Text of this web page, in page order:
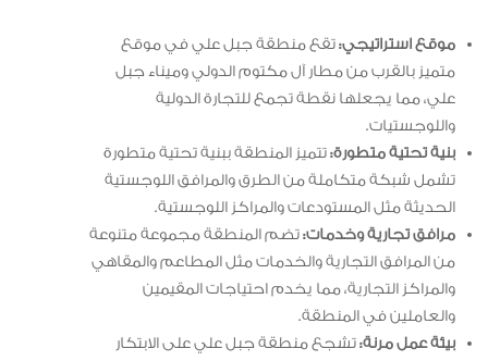
موقع استراتيجي:تقع منطقة جبل علي في موقع
متميز بالقرب من مطار آل مكتوم الدولي وميناء جبل
علي، مما يجعلها نقطة تجمع للتجارة الدولية
واللوجستيات.
بنية تحتية متطورة:تتميز المنطقة ببنية تحتية متطورة
تشمل شبكة متكاملة من الطرق والمرافق اللوجستية
الحديثة مثل المستودعات والمراكز اللوجستية.
مرافق تجارية وخدمات:تضم المنطقة مجموعة متنوعة
من المرافق التجارية والخدمات مثل المطاعم والمقاهي
والمراكز التجارية، مما يخدم احتياجات المقيمين
والعاملين في المنطقة.
بيئة عمل مرنة:تشجع منطقة جبل علي على الابتكار